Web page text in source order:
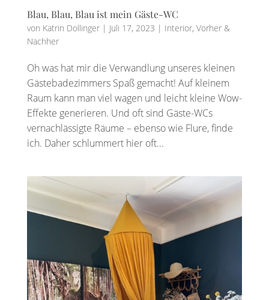
Blau, Blau, Blau ist mein Gäste-WC
von Katrin Dollinger| Juli 17, 2023 | Interior, Vorher &
Nachher
Oh was hat mir die Verwandlung unseres kleinen
Gästebadezimmers Spaß gemacht! Auf kleinem
Raum kann man viel wagen und leicht kleine Wow-
Effekte generieren. Und oft sind Gäste-WCs
vernachlässigte Räume – ebenso wie Flure, finde
ich. Daher schlummert hier oft...